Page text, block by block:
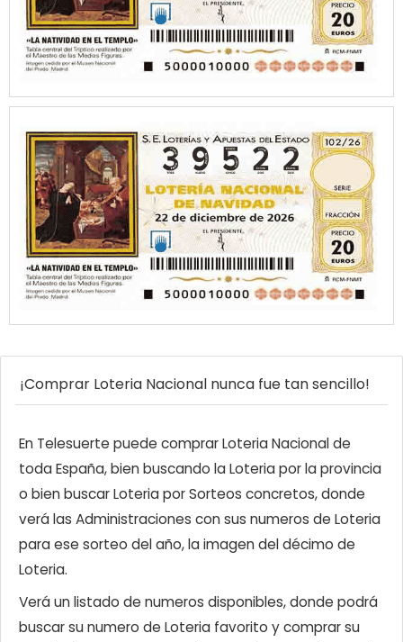
¡Comprar Loteria Nacional nunca fue tan sencillo!
En Telesuerte puede comprar Loteria Nacional de
toda España, bien buscando la Loteria por la provincia
o bien buscar Loteria por Sorteos concretos, donde
verá las Administraciones con sus numeros de Loteria
para ese sorteo del año, la imagen del décimo de
Loteria.
Verá un listado de numeros disponibles, donde podrá
buscar su numero de Loteria favorito y comprar su